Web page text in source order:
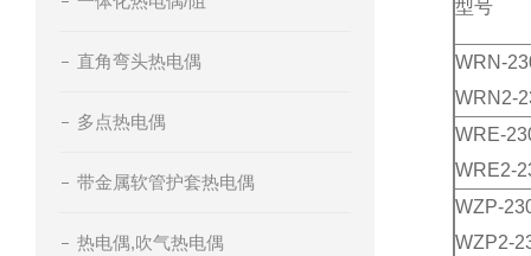
直角弯头热电偶
多点热电偶
带金属软管护套热电偶
热电偶,吹气热电偶
型号
WRN-
WRN2-
WRE-
WRE2-
WZP-
WZP2-